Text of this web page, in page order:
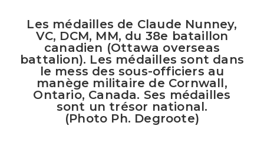
Les médailles de Claude Nunney,
VC, DCM, MM, du 38e bataillon
canadien (Ottawa overseas
battalion). Les médailles sont dans
le mess des sous-officiers au
manège militaire de Cornwall,
Ontario, Canada. Ses médailles
sont un trésor national.
(Photo Ph. Degroote)